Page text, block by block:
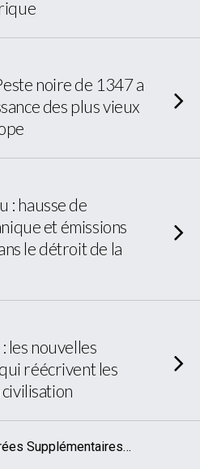
noire de 1347 a
des plus vieux
: hausse de
et émissions
le détroit de la
les nouvelles
réécrivent les
Supplémentaires…